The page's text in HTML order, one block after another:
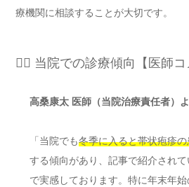
療機関に相談することが大切です。
👨‍⚕️ 当院での診療傾向【医師コ
高桑康太 医師（当院治療責任者）
「当院でも冬季に入ると帯状疱疹
する傾向があり、記事で紹介され
で実感しております。特に年末年